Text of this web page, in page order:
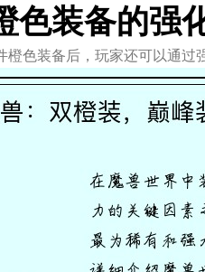
色装备的强
橙色装备后，玩家还可以通过